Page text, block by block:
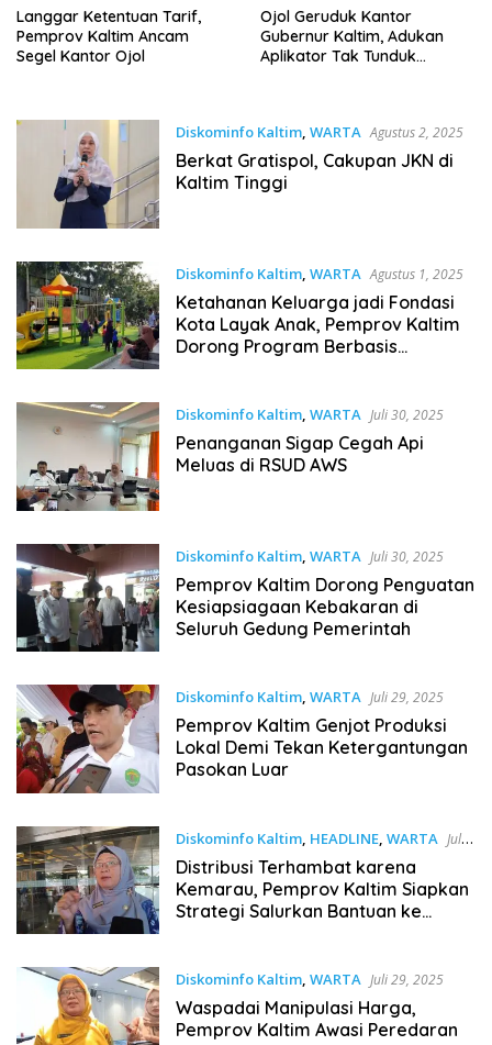
Langgar Ketentuan Tarif,
Pemprov Kaltim Ancam
Segel Kantor Ojol
Ojol Geruduk Kantor
Gubernur Kaltim, Adukan
Aplikator Tak Tunduk
Diskominfo Kaltim, WARTA Agustus 2, 2025
Berkat Gratispol, Cakupan JKN di
Kaltim Tinggi
Diskominfo Kaltim, WARTA Agustus 1, 2025
Ketahanan Keluarga jadi Fondasi
Kota Layak Anak, Pemprov Kaltim
Dorong Program Berbasis
Diskominfo Kaltim, WARTA Juli 30, 2025
Penanganan Sigap Cegah Api
Meluas di RSUD AWS
Diskominfo Kaltim, WARTA Juli 30, 2025
Pemprov Kaltim Dorong Penguatan
Kesiapsiagaan Kebakaran di
Seluruh Gedung Pemerintah
Diskominfo Kaltim, WARTA Juli 29, 2025
Pemprov Kaltim Genjot Produksi
Lokal Demi Tekan Ketergantungan
Pasokan Luar
Diskominfo Kaltim, HEADLINE, WARTA Juli
29, 2025
Distribusi Terhambat karena
Kemarau, Pemprov Kaltim Siapkan
Strategi Salurkan Bantuan ke
Diskominfo Kaltim, WARTA Juli 29, 2025
Waspadai Manipulasi Harga,
Pemprov Kaltim Awasi Peredaran